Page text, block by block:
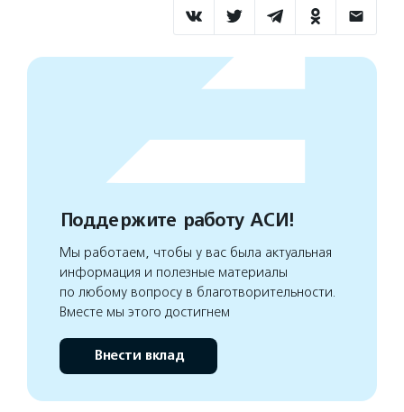
Поддержите работу АСИ!
Мы работаем, чтобы у вас была актуальная
информация и полезные материалы
по любому вопросу в благотворительности.
Вместе мы этого достигнем
Внести вклад